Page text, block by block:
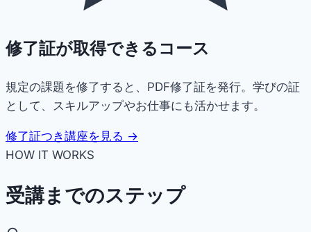
修了証が取得できるコース
規定の課題を修了すると、PDF修了証を発行。学びの証
として、スキルアップやお仕事にも活かせます。
修了証つき講座を見る →
HOW IT WORKS
受講までのステップ